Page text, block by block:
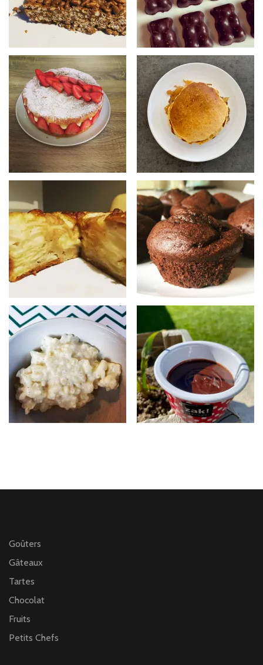
Goûters
Gâteaux
Tartes
Chocolat
Fruits
Petits Chefs